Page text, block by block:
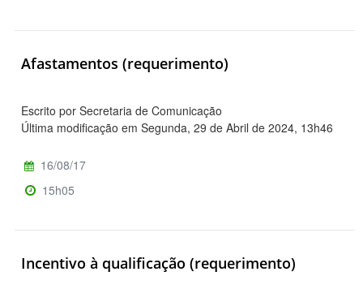
Afastamentos (requerimento)
Escrito por Secretaria de Comunicação
Última modificação em Segunda, 29 de Abril de 2024, 13h46
16/08/17
15h05
Incentivo à qualificação (requerimento)